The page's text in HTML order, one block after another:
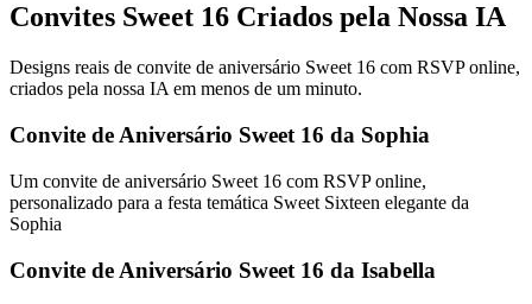
Convites Sweet 16 Criados pela Nossa IA
Designs reais de convite de aniversário Sweet 16 com RSVP online,
criados pela nossa IA em menos de um minuto.
Convite de Aniversário Sweet 16 da Sophia
Um convite de aniversário Sweet 16 com RSVP online,
personalizado para a festa temática Sweet Sixteen elegante da
Sophia
Convite de Aniversário Sweet 16 da Isabella